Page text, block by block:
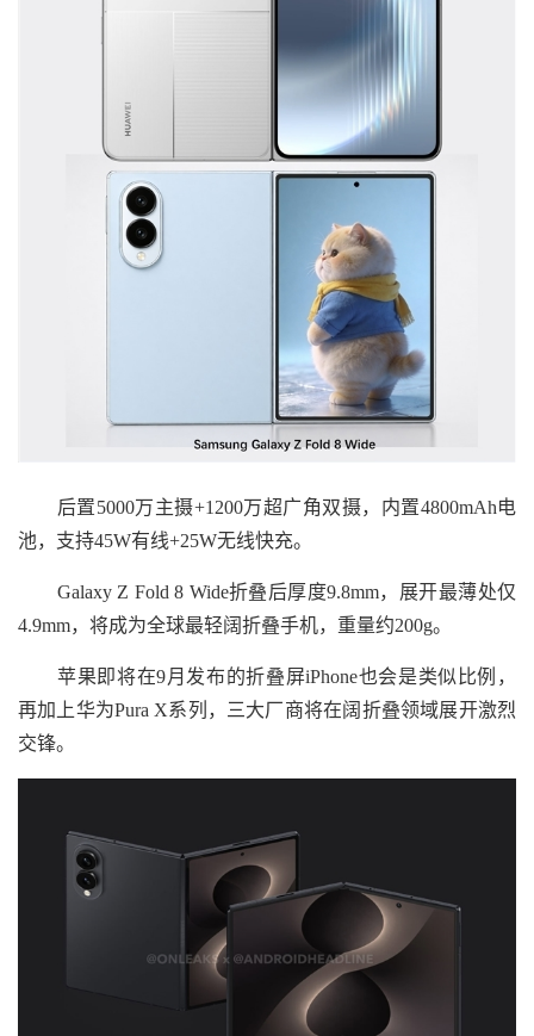
后置5000万主摄+1200万超广角双摄，内置4800mAh电
池，支持45W有线+25W无线快充。
Galaxy Z Fold 8 Wide折叠后厚度9.8mm，展开最薄处仅
4.9mm，将成为全球最轻阔折叠手机，重量约200g。
苹果即将在9月发布的折叠屏iPhone也会是类似比例，
再加上华为Pura X系列，三大厂商将在阔折叠领域展开激烈
交锋。